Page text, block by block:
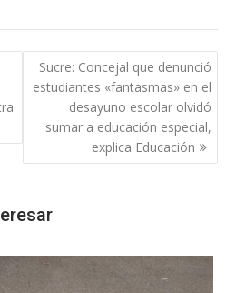
Sucre: Concejal que denunció
estudiantes «fantasmas» en el
desayuno escolar olvidó
sumar a educación especial,
explica Educación